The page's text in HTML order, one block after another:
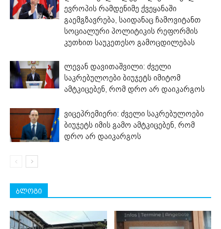
ევროპის რამდენიმე ქვეყანაში
გაემგზავრება, საიდანაც ჩამოვიტანთ
სოციალური პოლიტიკის რეფორმის
კუთხით საუკეთესო გამოცდილებას
ლევან დავითაშვილი: ძველი
საკრებულოები ბიუჯეტს იმიტომ
ამტკიცებენ, რომ დრო არ დაიკარგოს
ვიცეპრემიერი: ძველი საკრებულოები
ბიუჯეტს იმის გამო ამტკიცებენ, რომ
დრო არ დაიკარგოს
ბლოგი